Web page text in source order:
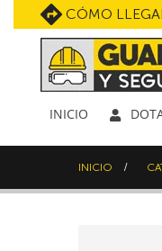
CÓMO
INICIO
INICIO